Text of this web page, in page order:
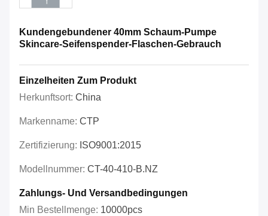
Kundengebundener 40mm Schaum-Pumpe
Skincare-Seifenspender-Flaschen-Gebrauch
Einzelheiten Zum Produkt
Herkunftsort: China
Markenname: CTP
Zertifizierung: ISO9001:2015
Modellnummer: CT-40-410-B.NZ
Zahlungs- Und Versandbedingungen
Min Bestellmenge: 10000pcs